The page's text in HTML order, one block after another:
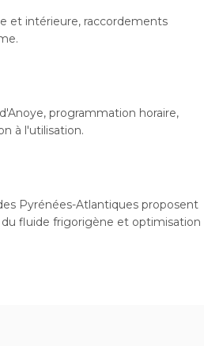
et intérieure, raccordements
programmation horaire,
à l'utilisation.
Pyrénées-Atlantiques proposent
fluide frigorigène et optimisation